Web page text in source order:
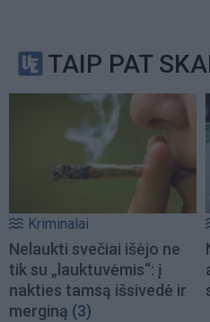
TAIP PAT
Kriminalai
Nelaukti svečiai išėjo ne
tik su „lauktuvėmis“: į
nakties tamsą išsivedė ir
merginą (3)